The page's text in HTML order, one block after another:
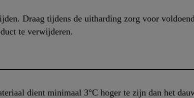
Draag tijdens de uitharding zorg voor
te verwijderen.
dient minimaal 3°C hoger te zijn dan het